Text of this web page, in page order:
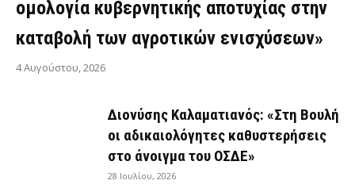
ομολογία κυβερνητικής αποτυχίας στην
καταβολή των αγροτικών ενισχύσεων»
4 Αυγούστου, 2026
Διονύσης Καλαματιανός: «Στη Βουλή
οι αδικαιολόγητες καθυστερήσεις
στο άνοιγμα του ΟΣΔΕ»
28 Ιουλίου, 2026